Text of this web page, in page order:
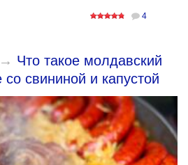
4
→ Что такое молдавский
со свининой и капустой